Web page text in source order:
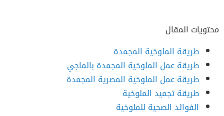
محتويات المقال
طريقة الملوخية المجمدة
طريقة عمل الملوخية المجمدة بالماجي
طريقة عمل الملوخية المصرية المجمدة
طريقة تجميد الملوخية
الفوائد الصحية للملوخية